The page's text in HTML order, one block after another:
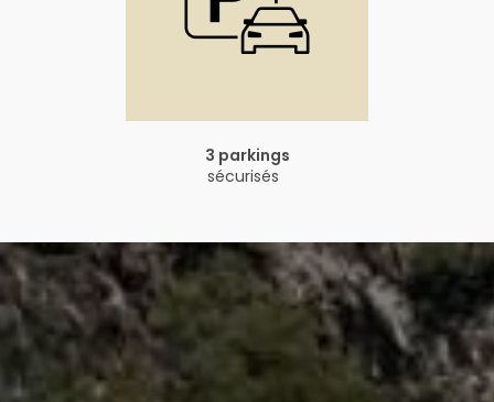
3 parkings
sécurisés